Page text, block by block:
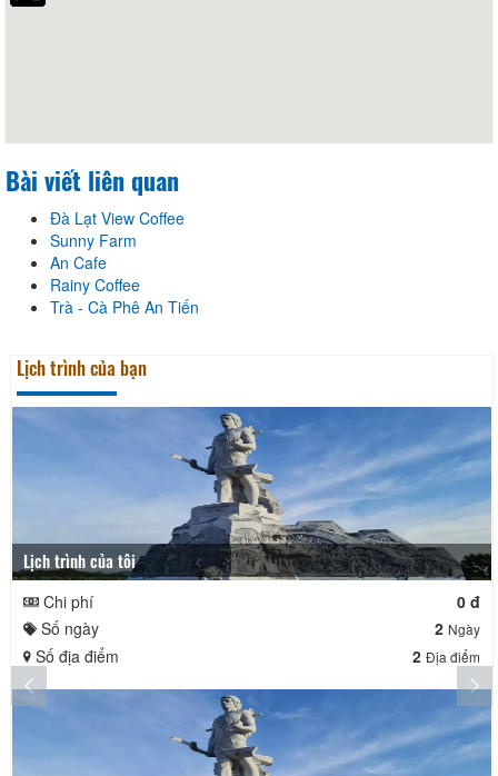
Bài viết liên quan
Đà Lạt View Coffee
Sunny Farm
An Cafe
Rainy Coffee
Trà - Cà Phê An Tiến
Lịch trình của bạn
Lịch trình của tôi
Chi phí
0 đ
Số ngày
2 Ngày
Số địa điểm 2 Địa điểm